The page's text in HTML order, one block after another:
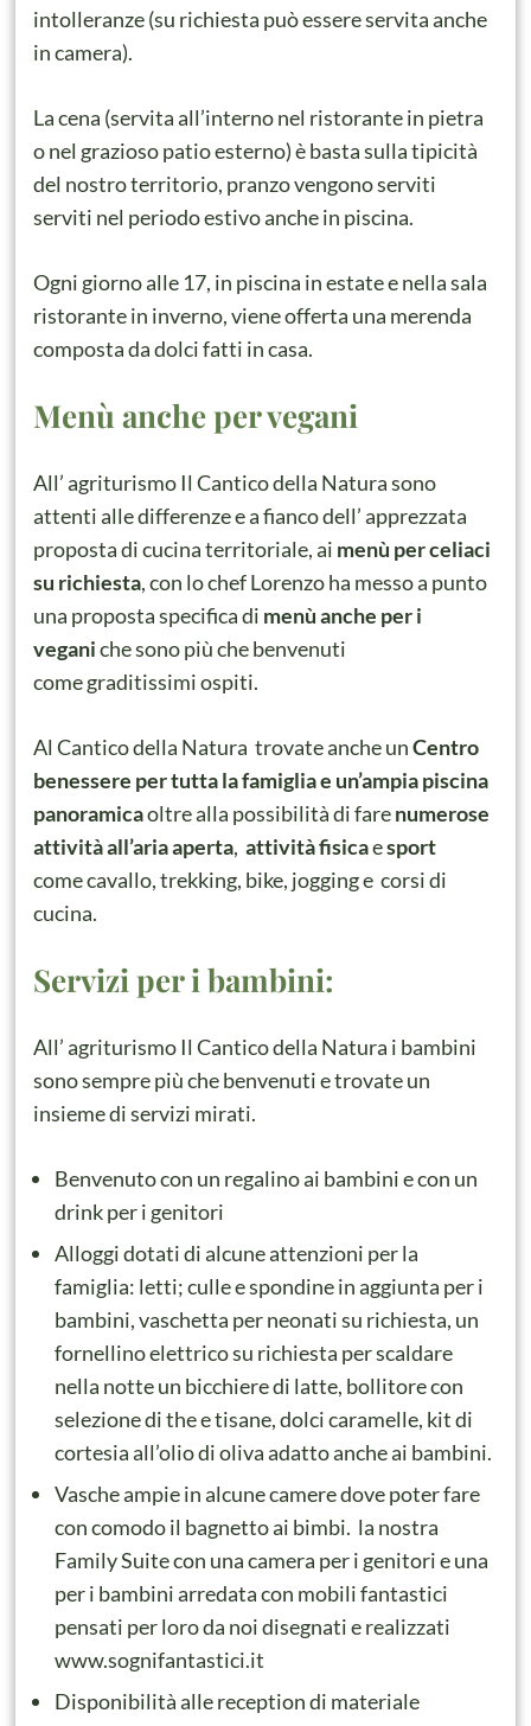
intolleranze (su richiesta può essere servita anche
in camera).
La cena (servita all’interno nel ristorante in pietra
o nel grazioso patio esterno) è basta sulla tipicità
del nostro territorio, pranzo vengono serviti
serviti nel periodo estivo anche in piscina.
Ogni giorno alle 17, in piscina in estate e nella sala
ristorante in inverno, viene offerta una merenda
composta da dolci fatti in casa.
Menù anche per vegani
All’ agriturismo Il Cantico della Natura sono
attenti alle differenze e a fianco dell’ apprezzata
proposta di cucina territoriale, ai menù per celiaci
su richiesta, con lo chef Lorenzo ha messo a punto
una proposta specifica di menù anche per i
veganiche sono più che benvenuti
come graditissimi ospiti.
Al Cantico della Natura trovate anche unCentro
benessere per tutta la famiglia e un’ampia piscina
panoramicaoltre alla possibilità di farenumerose
attività all’aria aperta,attività fisicaesport
come cavallo, trekking, bike, jogging e corsi di
cucina.
Servizi per i bambini:
All’ agriturismo Il Cantico della Natura i bambini
sono sempre più che benvenuti e trovate un
insieme di servizi mirati.
Benvenuto con un regalino ai bambini e con un
drink per i genitori
Alloggi dotati di alcune attenzioni per la
famiglia: letti; culle e spondine in aggiunta per i
bambini, vaschetta per neonati su richiesta, un
fornellino elettrico su richiesta per scaldare
nella notte un bicchiere di latte, bollitore con
selezione di the e tisane, dolci caramelle, kit di
cortesia all’olio di oliva adatto anche ai bambini.
Vasche ampie in alcune camere dove poter fare
con comodo il bagnetto ai bimbi. la nostra
Family Suite con una camera per i genitori e una
per i bambini arredata con mobili fantastici
pensati per loro da noi disegnati e realizzati
www.sognifantastici.it
Disponibilità alle reception di materiale